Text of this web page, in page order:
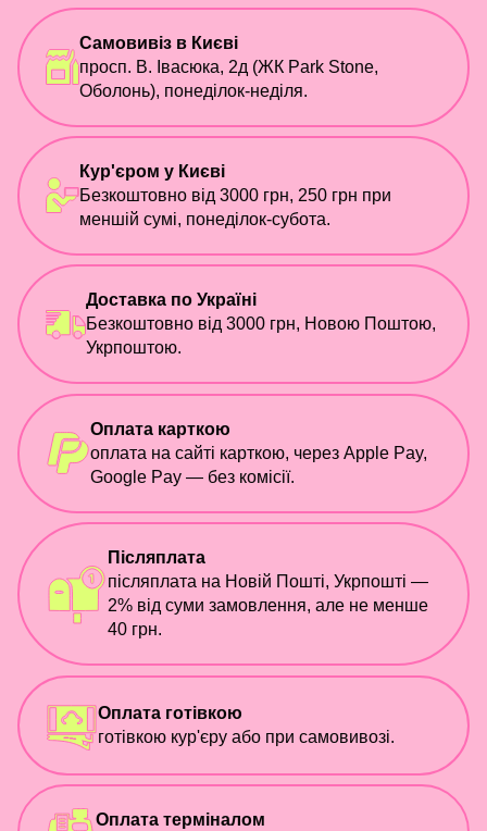
Самовивіз в Києві
просп. В. Івасюка, 2д (ЖК Park Stone,
Оболонь), понеділок-неділя.
Кур'єром у Києві
Безкоштовно від 3000 грн, 250 грн при
меншій сумі, понеділок-субота.
Доставка по Україні
Безкоштовно від 3000 грн, Новою Поштою,
Укрпоштою.
Оплата карткою
оплата на сайті карткою, через Apple Pay,
Google Pay — без комісії.
Післяплата
післяплата на Новій Пошті, Укрпошті —
2% від суми замовлення, але не менше
40 грн.
Оплата готівкою
готівкою кур'єру або при самовивозі.
Оплата терміналом